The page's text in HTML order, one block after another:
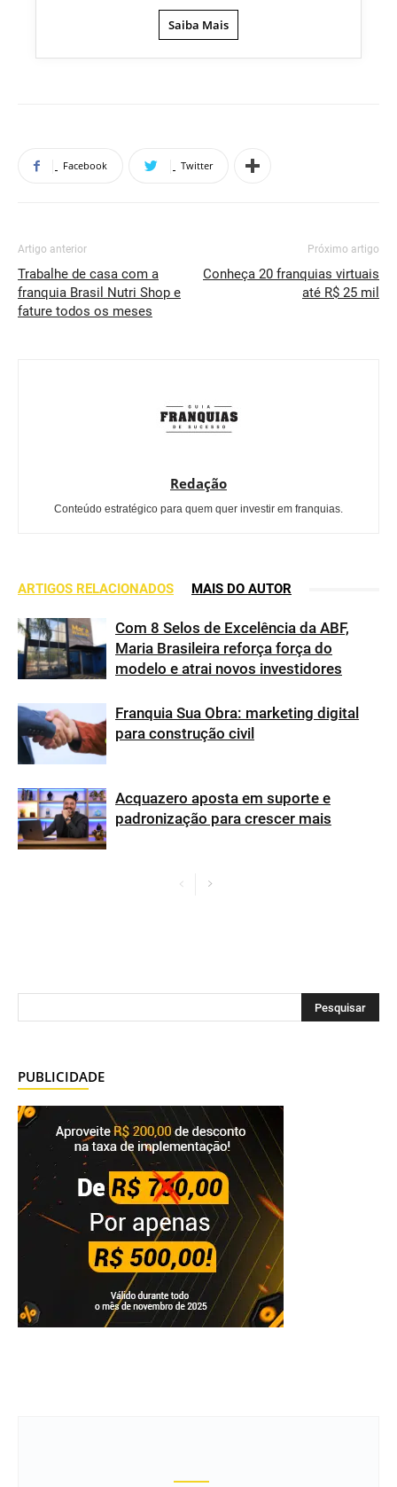
Saiba Mais
Facebook Twitter
Artigo anterior
Trabalhe de casa com a
franquia Brasil Nutri Shop e
fature todos os meses
Próximo artigo
Conheça 20 franquias virtuais
até R$ 25 mil
Redação
Conteúdo estratégico para quem quer investir em franquias.
ARTIGOS RELACIONADOS MAIS DO AUTOR
Com 8 Selos de Excelência da ABF,
Maria Brasileira reforça força do
modelo e atrai novos investidores
Franquia Sua Obra: marketing digital
para construção civil
Acquazero aposta em suporte e
padronização para crescer mais
PUBLICIDADE